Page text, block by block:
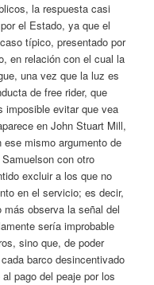
la respuesta casi
el Estado, ya que el
típico, presentado por
en relación con el cual la
una vez que la luz es
de free rider, que
imposible evitar que vea
en John Stuart Mill,
mismo argumento de
con otro
excluir a los que no
en el servicio; es decir,
observa la señal del
sería improbable
sino que, de poder
barco desincentivado
pago del peaje por los